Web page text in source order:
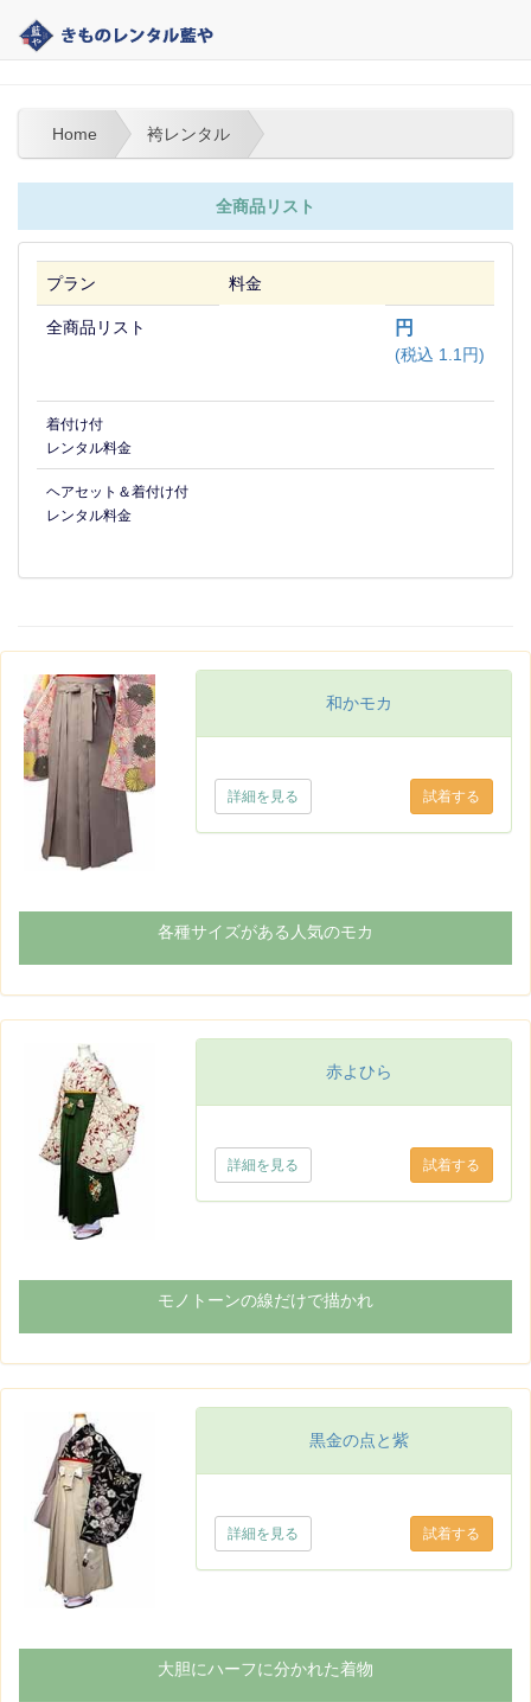
大分 | きものレンタル藍や | 袴レンタル
Home 袴レンタル
全商品リスト
プラン 料金
全商品リスト 円
(税込 1.1円)
着付け付
レンタル料金
ヘアセット＆着付け付
レンタル料金
和かモカ
詳細を見る
各種サイズがある人気のモカ
赤よひら
詳細を見る
モノトーンの線だけで描かれ
黒金の点と紫
詳細を見る
大胆にハーフに分かれた着物